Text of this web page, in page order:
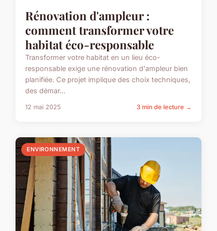
Rénovation d'ampleur :
comment transformer votre
habitat éco-responsable
Transformer votre habitat en un lieu éco-
responsable exige une rénovation d'ampleur bien
planifiée. Ce projet implique des choix techniques,
des démar...
12 mai 2025 3 min de lecture →
ENVIRONNEMENT